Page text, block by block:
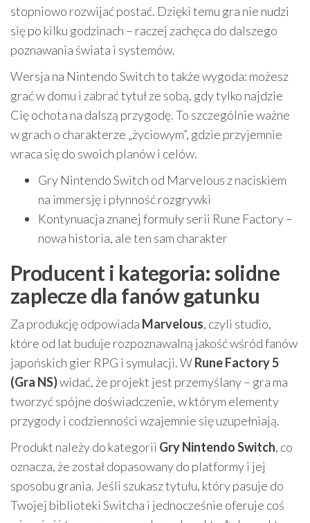
stopniowo rozwijać postać. Dzięki temu gra nie nudzi
się po kilku godzinach – raczej zachęca do dalszego
poznawania świata i systemów.
Wersja na Nintendo Switch to także wygoda: możesz
grać w domu i zabrać tytuł ze sobą, gdy tylko najdzie
Cię ochota na dalszą przygodę. To szczególnie ważne
w grach o charakterze „życiowym”, gdzie przyjemnie
wraca się do swoich planów i celów.
Gry Nintendo Switch od Marvelous z naciskiem
na immersję i płynność rozgrywki
Kontynuacja znanej formuły serii Rune Factory –
nowa historia, ale ten sam charakter
Producent i kategoria: solidne
zaplecze dla fanów gatunku
Za produkcję odpowiada Marvelous, czyli studio,
które od lat buduje rozpoznawalną jakość wśród fanów
japońskich gier RPG i symulacji. WRune Factory 5
(Gra NS)widać, że projekt jest przemyślany – gra ma
tworzyć spójne doświadczenie, w którym elementy
przygody i codzienności wzajemnie się uzupełniają.
Produkt należy do kategorii Gry Nintendo Switch, co
oznacza, że został dopasowany do platformy i jej
sposobu grania. Jeśli szukasz tytułu, który pasuje do
Twojej biblioteki Switcha i jednocześnie oferuje coś